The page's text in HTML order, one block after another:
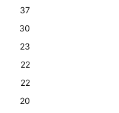
37
30
23
22
22
20